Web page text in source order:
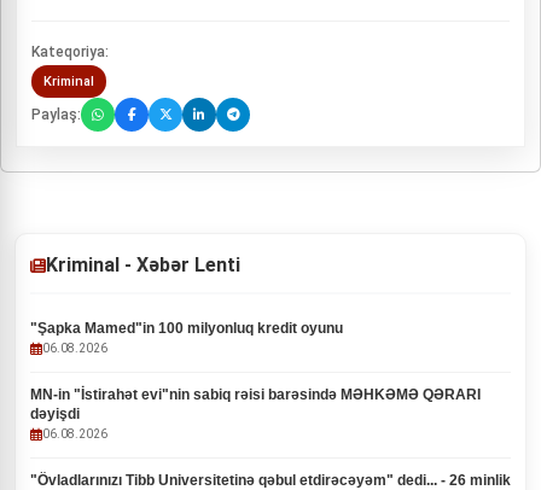
Kateqoriya:
Kriminal
Paylaş:
Kriminal - Xəbər Lenti
"Şapka Mamed"in 100 milyonluq kredit oyunu
06.08.2026
MN-in "İstirahət evi"nin sabiq rəisi barəsində MƏHKƏMƏ QƏRARI
dəyişdi
06.08.2026
"Övladlarınızı Tibb Universitetinə qəbul etdirəcəyəm" dedi... - 26 minlik